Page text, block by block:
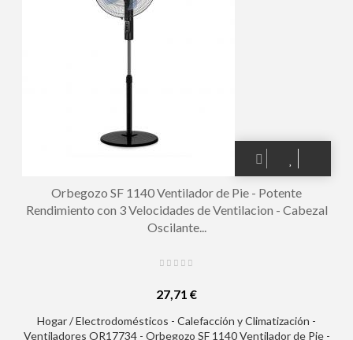
Orbegozo SF 1140 Ventilador de Pie - Potente
Rendimiento con 3 Velocidades de Ventilacion - Cabezal
Oscilante...
27,71 €
Hogar / Electrodomésticos - Calefacción y Climatización -
Ventiladores OR17734 - Orbegozo SF 1140 Ventilador de Pie -